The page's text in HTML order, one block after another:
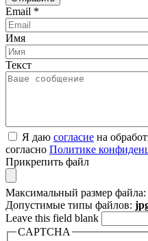
Email *
Имя
Текст
Я даю согласие на
согласно Политике
Прикрепить файл
Максимальный размер файла:
Допустимые типы файлов:
Leave this field blank
CAPTCHA